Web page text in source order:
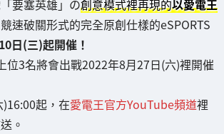
要塞英雄」の創意模式裡再現的以愛電王
競速破關形式的完全原創仕樣的eSPORTS
日(三)起開催！
位3名將會出戰2022年8月27日(六)裡開催
起，在愛電王官方YouTube頻道裡
。